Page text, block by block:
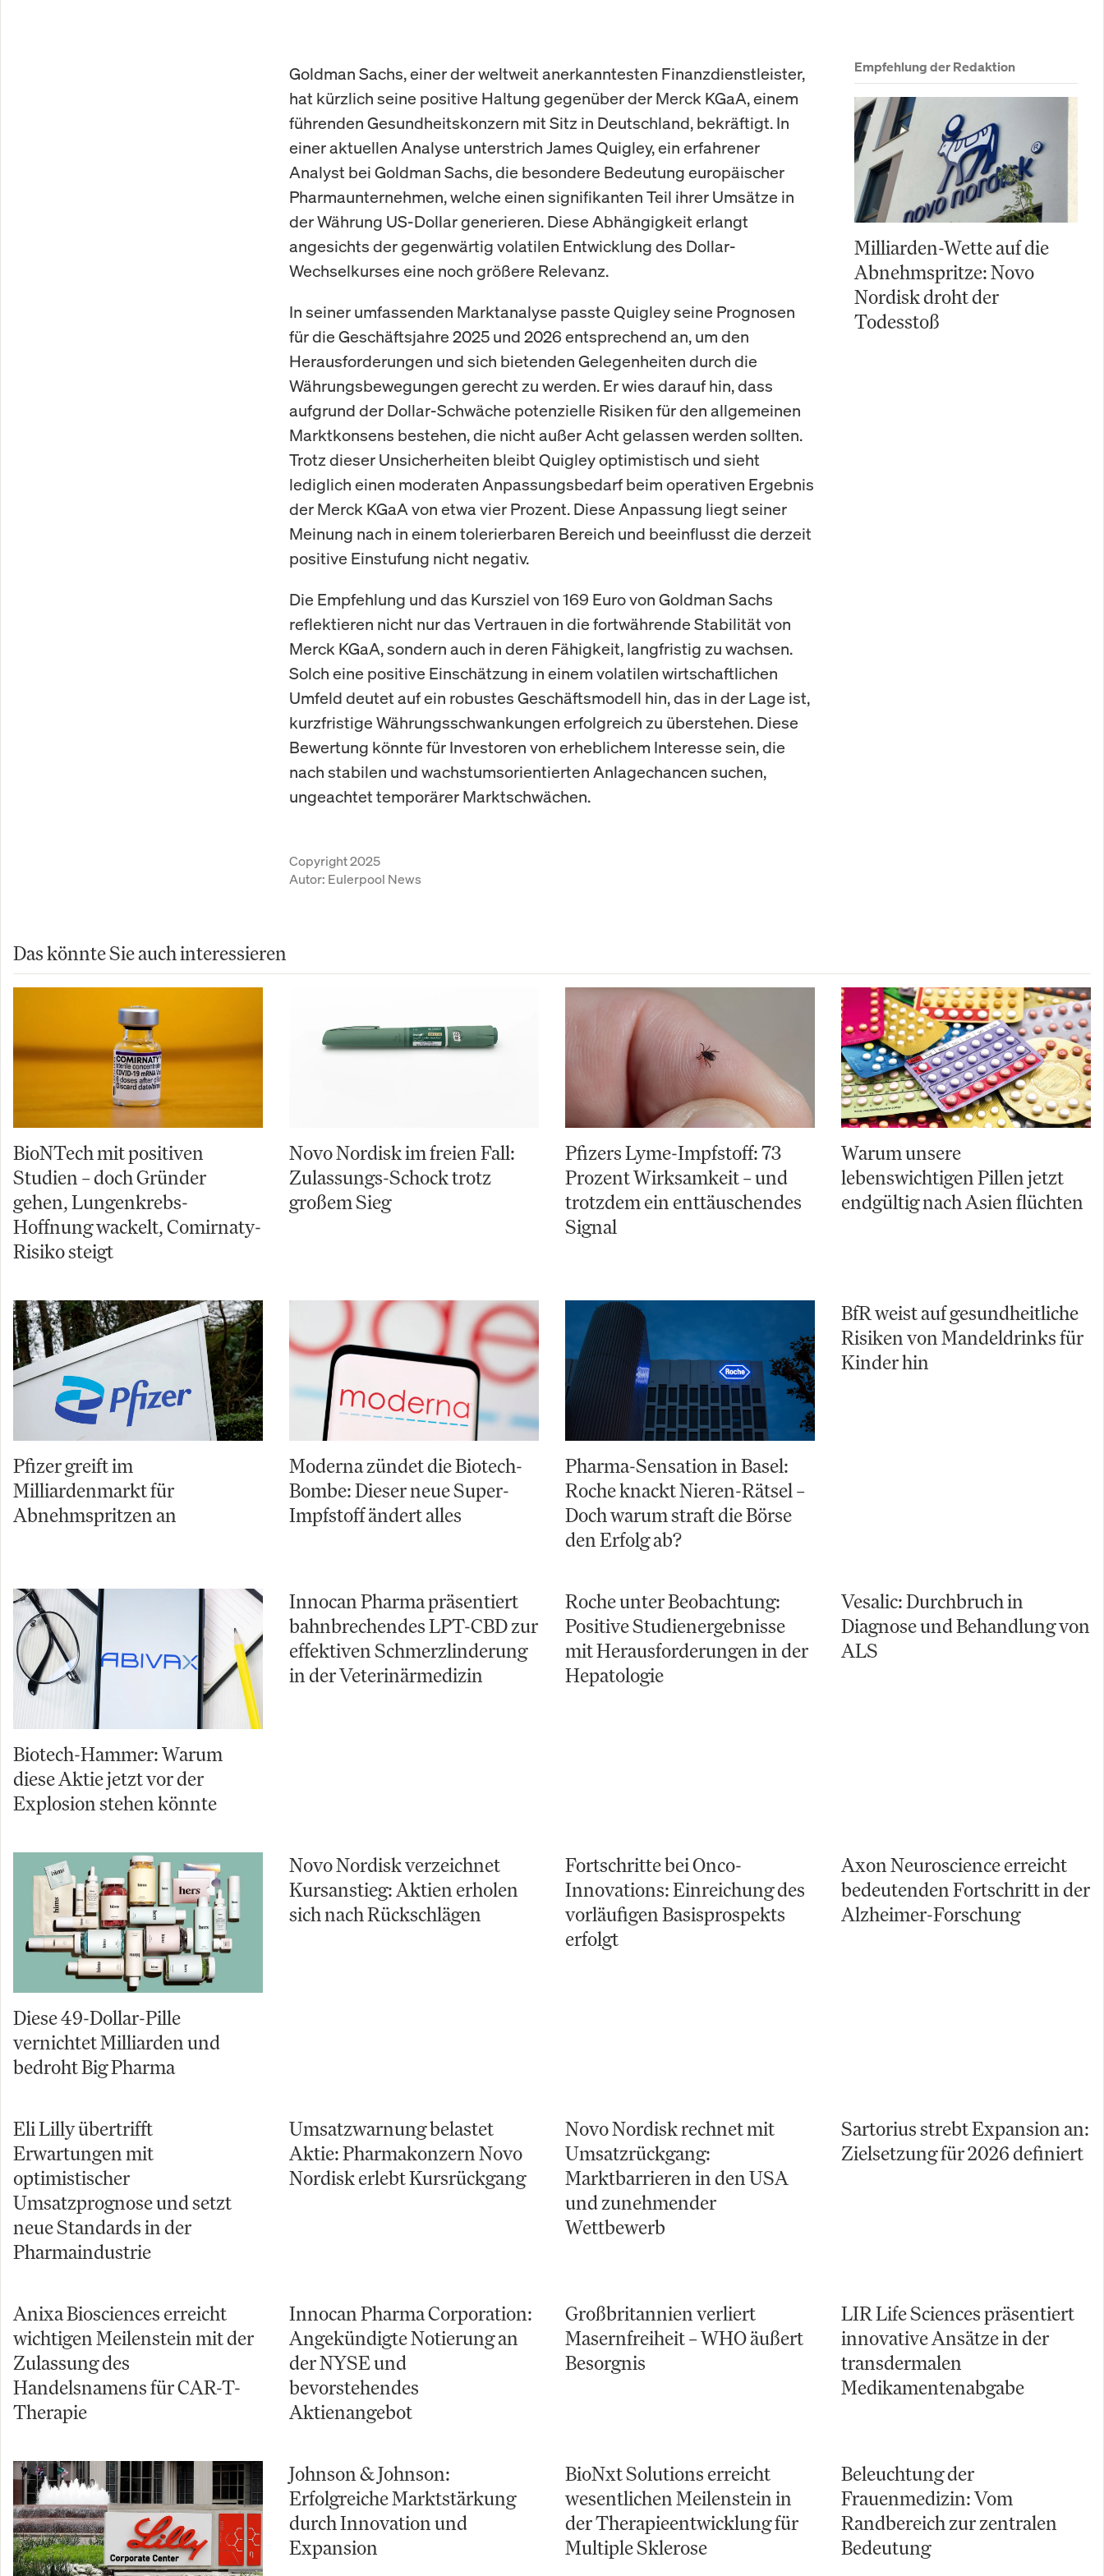
Goldman Sachs, einer der weltweit anerkanntesten Finanzdienstleister,
hat kürzlich seine positive Haltung gegenüber der Merck KGaA, einem
führenden Gesundheitskonzern mit Sitz in Deutschland, bekräftigt. In
einer aktuellen Analyse unterstrich James Quigley, ein erfahrener
Analyst bei Goldman Sachs, die besondere Bedeutung europäischer
Pharmaunternehmen, welche einen signifikanten Teil ihrer Umsätze in
der Währung US-Dollar generieren. Diese Abhängigkeit erlangt
angesichts der gegenwärtig volatilen Entwicklung des Dollar-
Wechselkurses eine noch größere Relevanz.
In seiner umfassenden Marktanalyse passte Quigley seine Prognosen
für die Geschäftsjahre 2025 und 2026 entsprechend an, um den
Herausforderungen und sich bietenden Gelegenheiten durch die
Währungsbewegungen gerecht zu werden. Er wies darauf hin, dass
aufgrund der Dollar-Schwäche potenzielle Risiken für den allgemeinen
Marktkonsens bestehen, die nicht außer Acht gelassen werden sollten.
Trotz dieser Unsicherheiten bleibt Quigley optimistisch und sieht
lediglich einen moderaten Anpassungsbedarf beim operativen Ergebnis
der Merck KGaA von etwa vier Prozent. Diese Anpassung liegt seiner
Meinung nach in einem tolerierbaren Bereich und beeinflusst die derzeit
positive Einstufung nicht negativ.
Die Empfehlung und das Kursziel von 169 Euro von Goldman Sachs
reflektieren nicht nur das Vertrauen in die fortwährende Stabilität von
Merck KGaA, sondern auch in deren Fähigkeit, langfristig zu wachsen.
Solch eine positive Einschätzung in einem volatilen wirtschaftlichen
Umfeld deutet auf ein robustes Geschäftsmodell hin, das in der Lage ist,
kurzfristige Währungsschwankungen erfolgreich zu überstehen. Diese
Bewertung könnte für Investoren von erheblichem Interesse sein, die
nach stabilen und wachstumsorientierten Anlagechancen suchen,
ungeachtet temporärer Marktschwächen.
Copyright 2025
Autor: Eulerpool News
Empfehlung der Redaktion
Milliarden-Wette auf die
Abnehmspritze: Novo
Nordisk droht der
Todesstoß
Das könnte Sie auch interessieren
BioNTech mit positiven
Studien – doch Gründer
gehen, Lungenkrebs-
Hoffnung wackelt, Comirnaty-
Risiko steigt
Novo Nordisk im freien Fall:
Zulassungs-Schock trotz
großem Sieg
Pfizers Lyme-Impfstoff: 73
Prozent Wirksamkeit – und
trotzdem ein enttäuschendes
Signal
Warum unsere
lebenswichtigen Pillen jetzt
endgültig nach Asien flüchten
Pfizer greift im
Milliardenmarkt für
Abnehmspritzen an
Moderna zündet die Biotech-
Bombe: Dieser neue Super-
Impfstoff ändert alles
Pharma-Sensation in Basel:
Roche knackt Nieren-Rätsel –
Doch warum straft die Börse
den Erfolg ab?
BfR weist auf gesundheitliche
Risiken von Mandeldrinks für
Kinder hin
Biotech-Hammer: Warum
diese Aktie jetzt vor der
Explosion stehen könnte
Innocan Pharma präsentiert
bahnbrechendes LPT-CBD zur
effektiven Schmerzlinderung
in der Veterinärmedizin
Roche unter Beobachtung:
Positive Studienergebnisse
mit Herausforderungen in der
Hepatologie
Vesalic: Durchbruch in
Diagnose und Behandlung von
ALS
Diese 49-Dollar-Pille
vernichtet Milliarden und
bedroht Big Pharma
Novo Nordisk verzeichnet
Kursanstieg: Aktien erholen
sich nach Rückschlägen
Fortschritte bei Onco-
Innovations: Einreichung des
vorläufigen Basisprospekts
erfolgt
Axon Neuroscience erreicht
bedeutenden Fortschritt in der
Alzheimer-Forschung
Eli Lilly übertrifft
Erwartungen mit
optimistischer
Umsatzprognose und setzt
neue Standards in der
Pharmaindustrie
Umsatzwarnung belastet
Aktie: Pharmakonzern Novo
Nordisk erlebt Kursrückgang
Novo Nordisk rechnet mit
Umsatzrückgang:
Marktbarrieren in den USA
und zunehmender
Wettbewerb
Sartorius strebt Expansion an:
Zielsetzung für 2026 definiert
Anixa Biosciences erreicht
wichtigen Meilenstein mit der
Zulassung des
Handelsnamens für CAR-T-
Therapie
Innocan Pharma Corporation:
Angekündigte Notierung an
der NYSE und
bevorstehendes
Aktienangebot
Großbritannien verliert
Masernfreiheit – WHO äußert
Besorgnis
LIR Life Sciences präsentiert
innovative Ansätze in der
transdermalen
Medikamentenabgabe
Johnson & Johnson:
Erfolgreiche Marktstärkung
durch Innovation und
Expansion
BioNxt Solutions erreicht
wesentlichen Meilenstein in
der Therapieentwicklung für
Multiple Sklerose
Beleuchtung der
Frauenmedizin: Vom
Randbereich zur zentralen
Bedeutung